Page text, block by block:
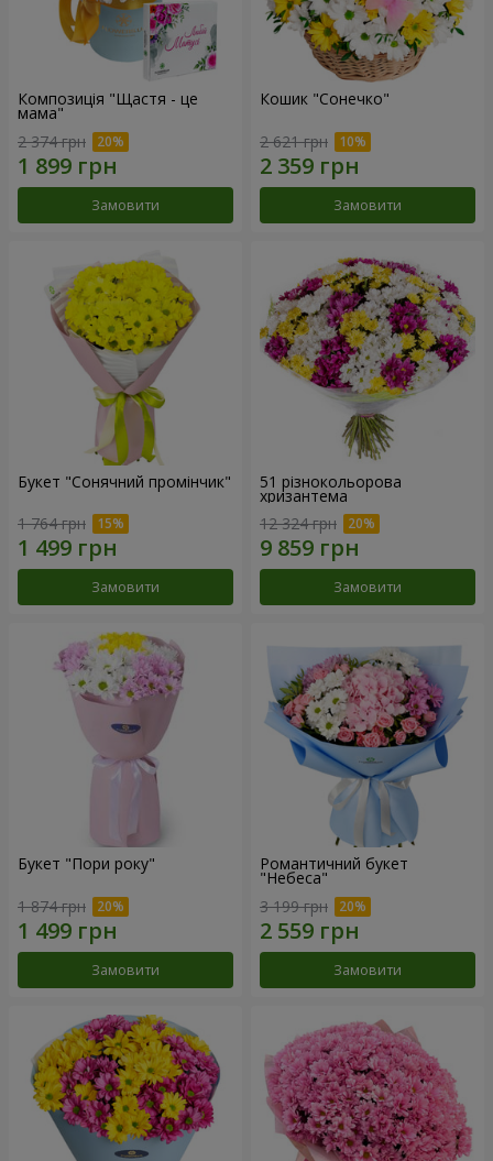
Композиція "Щастя - це
мама"
2 374 грн
Замовити
Кошик "Сонечко"
2 621 грн
Замовити
Букет "Сонячний промінчик"
1 764 грн
Замовити
51 різнокольорова
хризантема
12 324 грн
Замовити
Букет "Пори року"
1 874 грн
Замовити
Романтичний букет
"Небеса"
3 199 грн
Замовити